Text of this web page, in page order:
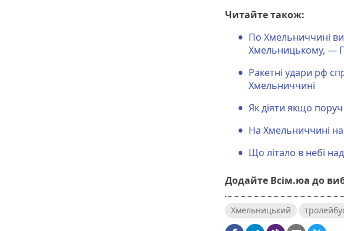
Читайте також:
По Хмельниччині
Хмельницькому, —
Ракетні удари рф
Хмельниччині
Як діяти якщо
На Хмельниччині
Що літало в небі
Додайте Всім.юа до
Хмельницький